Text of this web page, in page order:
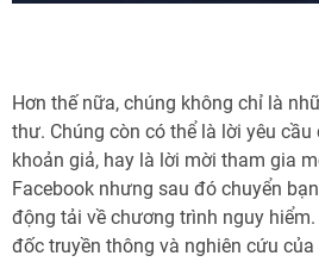
Hơn thế nữa, chúng không chỉ là
thư. Chúng còn có thể là lời yêu
khoản giả, hay là lời mời tham gia
Facebook nhưng sau đó chuyển
động tải về chương trình nguy
đốc truyền thông và nghiên cứu